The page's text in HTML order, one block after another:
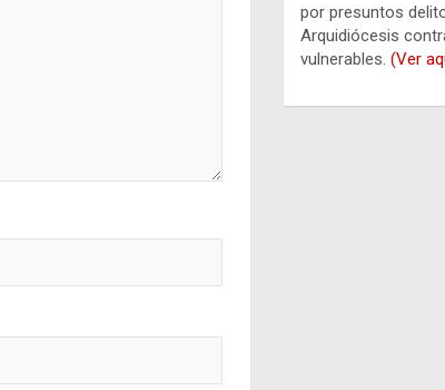
por presuntos
Arquidiócesis
vulnerables.(Ver